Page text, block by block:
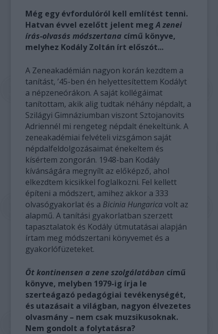
Még egy évfordulóról kell említést tenni.
Hatvan évvel ezelőtt jelent megA zenei
írás-olvasás módszertana című könyve,
melyhez Kodály Zoltán írt előszót...
A Zeneakadémián nagyon korán kezdtem a
tanítást, ’45-ben én helyettesítettem Kodályt
a népzeneórákon. A saját kollégáimat
tanítottam, akik alig tudtak néhány népdalt, a
Szilágyi Gimnáziumban viszont Sztojanovits
Adriennél mi rengeteg népdalt énekeltünk. A
zeneakadémiai felvételi vizsgámon saját
népdalfeldolgozásaimat énekeltem és
kísértem zongorán. 1948-ban Kodály
kívánságára megnyílt az előképző, ahol
elkezdtem kicsikkel foglalkozni. Fel kellett
építeni a módszert, amihez akkor a 333
olvasógyakorlat és a Bicinia Hungaricavolt az
alapmű. A tanítási gyakorlatban szerzett
tapasztalatok és Kodály útmutatásai alapján
írtam meg módszertani könyvemet és a
gyakorlófüzeteket.
Öt kontinensen a zene szolgálatában című
könyve, melyben 1979-ig írja le
szerteágazó pedagógiai tevékenységét,
és utazásait a világban, nagyon élvezetes
olvasmány – nem csak muzsikusoknak.
Nem gondolt a folytatásra?